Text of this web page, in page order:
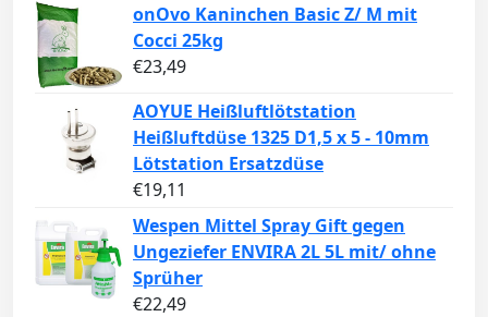
onOvo Kaninchen Basic Z/ M mit
Cocci 25kg
€23,49
AOYUE Heißluftlötstation
Heißluftdüse 1325 D1,5 x 5 - 10mm
Lötstation Ersatzdüse
€19,11
Wespen Mittel Spray Gift gegen
Ungeziefer ENVIRA 2L 5L mit/ ohne
Sprüher
€22,49